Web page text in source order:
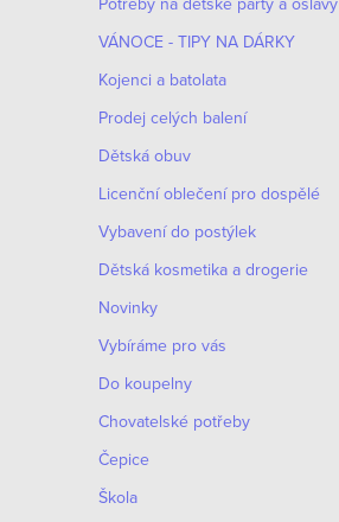
VÁNOCE - TIPY NA DÁRKY
Kojenci a batolata
Prodej celých balení
Dětská obuv
Licenční oblečení pro dospělé
Vybavení do postýlek
Dětská kosmetika a drogerie
Novinky
Vybíráme pro vás
Do koupelny
Chovatelské potřeby
Čepice
Škola